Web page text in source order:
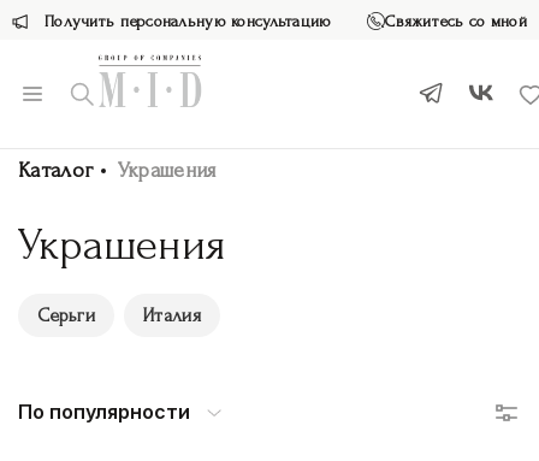
Получить персональную консультацию Свяжитесь со мной
Каталог Украшения
Украшения
Серьги Италия
По популярности